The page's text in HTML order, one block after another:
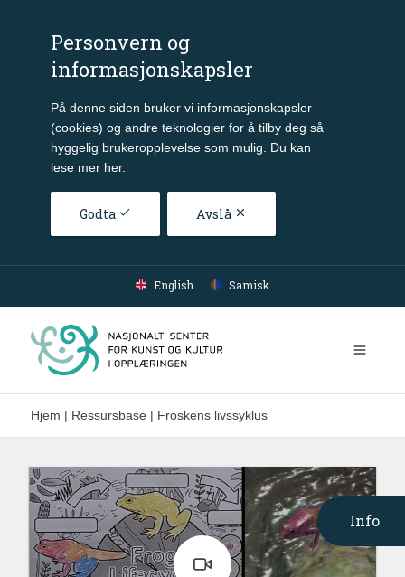
Personvern og
informasjonskapsler
På denne siden bruker vi informasjonskapsler
(cookies) og andre teknologier for å tilby deg så
hyggelig brukeropplevelse som mulig. Du kan
lese mer her.
Godta Avslå
Gå til hovedinnhold
English Samisk
Hjem | Ressursbase | Froskens livssyklus
Info